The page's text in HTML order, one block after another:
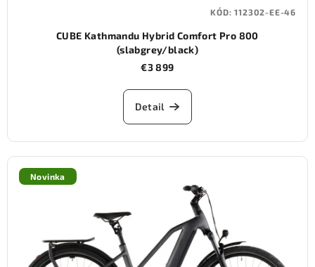
CUBE Kathmandu Hybrid Comfort Pro 800
(slabgrey/black)
€3 899
Detail
KÓD:112302-EE-46
Novinka